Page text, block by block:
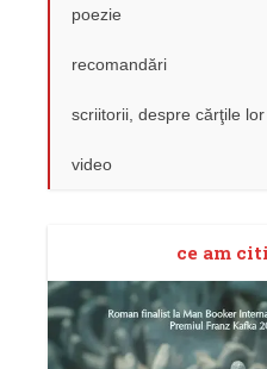
poezie
recomandări
scriitorii, despre cărţile lor
video
ce am